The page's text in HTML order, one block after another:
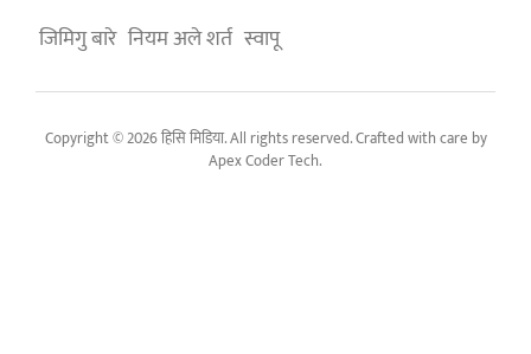
जिमिगु बारे नियम अले शर्त स्वापू
Copyright © 2026 हिसि मिडिया. All rights reserved. Crafted with care by
Apex Coder Tech.